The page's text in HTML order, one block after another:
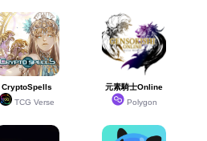
CryptoSpells
TCG Verse
元素騎士Online
Polygon